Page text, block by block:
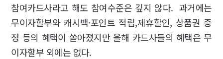
참여카드사라고 해도 참여수준은 깊지 않다. 과거에는
무이자할부와 캐시백·포인트 적립,제휴할인, 상품권 증
정 등의 혜택이 쏟아졌지만 올해 카드사들의 혜택은 무
이자할부 외에는 없다.